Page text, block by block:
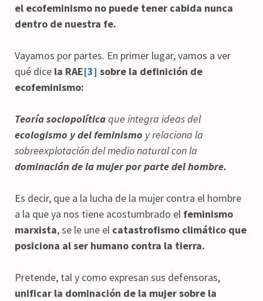
el ecofeminismo no puede tener cabida nunca
dentro de nuestra fe.
Vayamos por partes. En primer lugar, vamos a ver
qué dice la RAE[3] sobre la definición de
ecofeminismo:
Teoría sociopolíticaque integra ideas del
ecologismo y del feminismo y relaciona la
sobreexplotación del medio natural con la
dominación de la mujer por parte del hombre.
Es decir, que a la lucha de la mujer contra el hombre
a la que ya nos tiene acostumbrado el feminismo
marxista, se le une el catastrofismo climático que
posiciona al ser humano contra la tierra.
Pretende, tal y como expresan sus defensoras,
unificar la dominación de la mujer sobre la